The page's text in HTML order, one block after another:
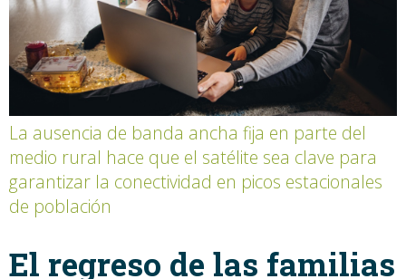
La ausencia de banda ancha fija en parte del
medio rural hace que el satélite sea clave para
garantizar la conectividad en picos estacionales
de población
El regreso de las familias